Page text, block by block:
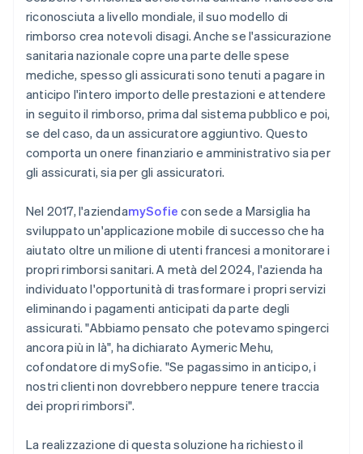
riconosciuta a livello mondiale, il suo modello di
rimborso crea notevoli disagi. Anche se l'assicurazione
sanitaria nazionale copre una parte delle spese
mediche, spesso gli assicurati sono tenuti a pagare in
anticipo l'intero importo delle prestazioni e attendere
in seguito il rimborso, prima dal sistema pubblico e poi,
se del caso, da un assicuratore aggiuntivo. Questo
comporta un onere finanziario e amministrativo sia per
gli assicurati, sia per gli assicuratori.
Nel 2017, l'aziendamySofie con sede a Marsiglia ha
sviluppato un'applicazione mobile di successo che ha
aiutato oltre un milione di utenti francesi a monitorare i
propri rimborsi sanitari. A metà del 2024, l'azienda ha
individuato l'opportunità di trasformare i propri servizi
eliminando i pagamenti anticipati da parte degli
assicurati. "Abbiamo pensato che potevamo spingerci
ancora più in là", ha dichiarato Aymeric Mehu,
cofondatore di mySofie. "Se pagassimo in anticipo, i
nostri clienti non dovrebbero neppure tenere traccia
dei propri rimborsi".
La realizzazione di questa soluzione ha richiesto il